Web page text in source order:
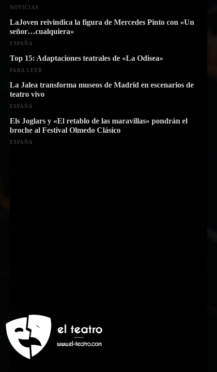
NOTICIAS
LaJoven reivindica la figura de Mercedes Pinto con «Un
señor…cualquiera»
ESPAÑA
Top 15: Adaptaciones teatrales de «La Odisea»
PARA LEER
La Jalea transforma museos de Madrid en escenarios de
teatro vivo
ESPAÑA
Els Joglars y «El retablo de las maravillas» pondrán el
broche al Festival Olmedo Clásico
ESPAÑA